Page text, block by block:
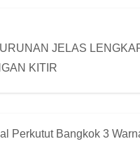
JELAS
KITIR